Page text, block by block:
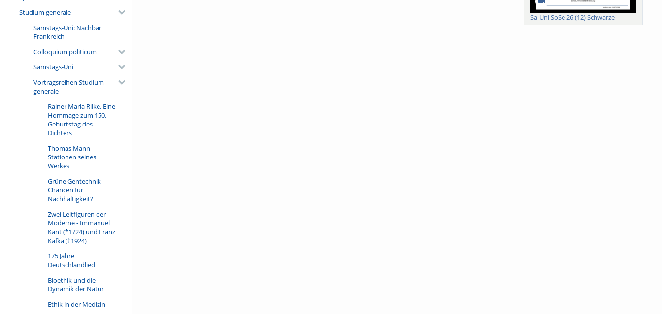
Studium generale
Samstags-Uni: Nachbar
Frankreich
Colloquium politicum
Samstags-Uni
Vortragsreihen Studium
generale
Rainer Maria Rilke. Eine
Hommage zum 150.
Geburtstag des
Dichters
Thomas Mann –
Stationen seines
Werkes
Grüne Gentechnik –
Chancen für
Nachhaltigkeit?
Zwei Leitfiguren der
Moderne - Immanuel
Kant (*1724) und Franz
Kafka (†1924)
175 Jahre
Deutschlandlied
Bioethik und die
Dynamik der Natur
Ethik in der Medizin
Sa-Uni SoSe 26 (12) Schwarze